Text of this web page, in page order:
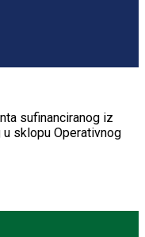
sufinanciranog iz
sklopu Operativnog